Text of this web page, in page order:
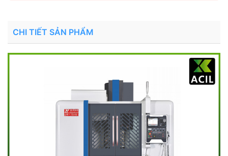
CHI TIẾT SẢN PHẨM